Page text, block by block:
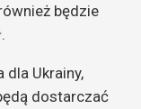
będzie
Ukrainy,
dostarczać